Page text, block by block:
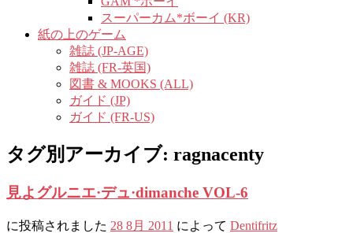
スーパーカム*ボーイ (KR)
紙の上のゲーム
雑誌 (JP-AGE)
雑誌 (FR-英国)
図書 & MOOKS (ALL)
ガイド (JP)
ガイド (FR-US)
タグ別アーカイブ: ragnacenty
見よグルニエ·デュ·dimanche VOL-6
に投稿されました 28 8月 2011 によって Dentifritz